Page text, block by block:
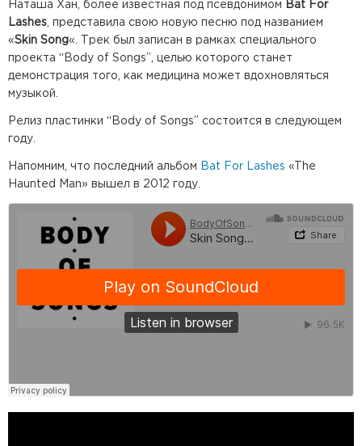
Наташа Хан, более известная под псевдонимом
Bat For
Lashes , представила свою новую песню под названием
«Skin Song«.
Трек был записан в рамках специального
проекта “Body of Songs”, целью которого станет
демонстрация того, как медицина может вдохновляться
музыкой.
Релиз пластинки “Body of Songs” состоится в следующем
году.
Напомним, что последний альбом Bat For Lashes «The
Haunted Man» вышел в 2012 году.